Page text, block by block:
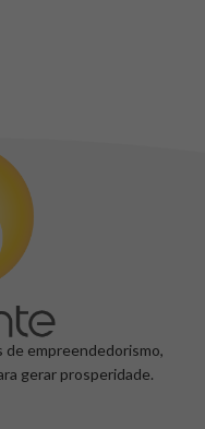
de empreendedorismo,
gerar prosperidade.